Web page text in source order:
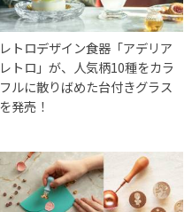
レトロデザイン食器「アデリア
レトロ」が、人気柄10種をカラ
フルに散りばめた台付きグラス
を発売！